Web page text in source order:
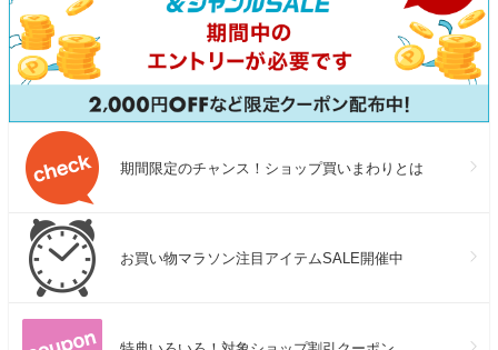
期間限定のチャンス！ショップ買いまわりとは
お買い物マラソン注目アイテムSALE開催中